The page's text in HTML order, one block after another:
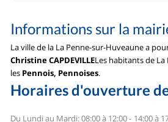
Informations sur la
La ville de la La Penne-sur-Huveaune a
Christine CAPDEVILLELes habitants de
les Pennois, Pennoises.
Horaires d'ouverture
Du Lundi au Mardi: 08:00 à 12:00 - 14:00 à